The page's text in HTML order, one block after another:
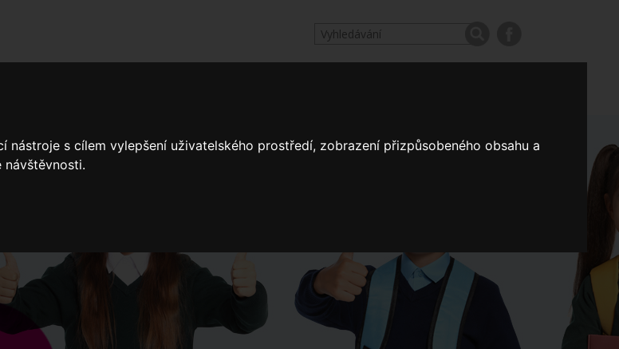
s cílem vylepšení uživatelského prostředí, zobrazení přizpůsobeného obsahu a
návštěvnosti.
Spádové oblasti ZŠ Koncepce školství